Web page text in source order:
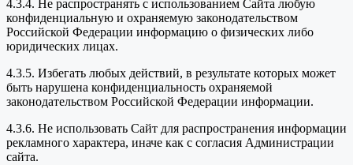
4.3.4. Не распространять с использованием Сайта любую
конфиденциальную и охраняемую законодательством
Российской Федерации информацию о физических либо
юридических лицах.
4.3.5. Избегать любых действий, в результате которых может
быть нарушена конфиденциальность охраняемой
законодательством Российской Федерации информации.
4.3.6. Не использовать Сайт для распространения информации
рекламного характера, иначе как с согласия Администрации
сайта.